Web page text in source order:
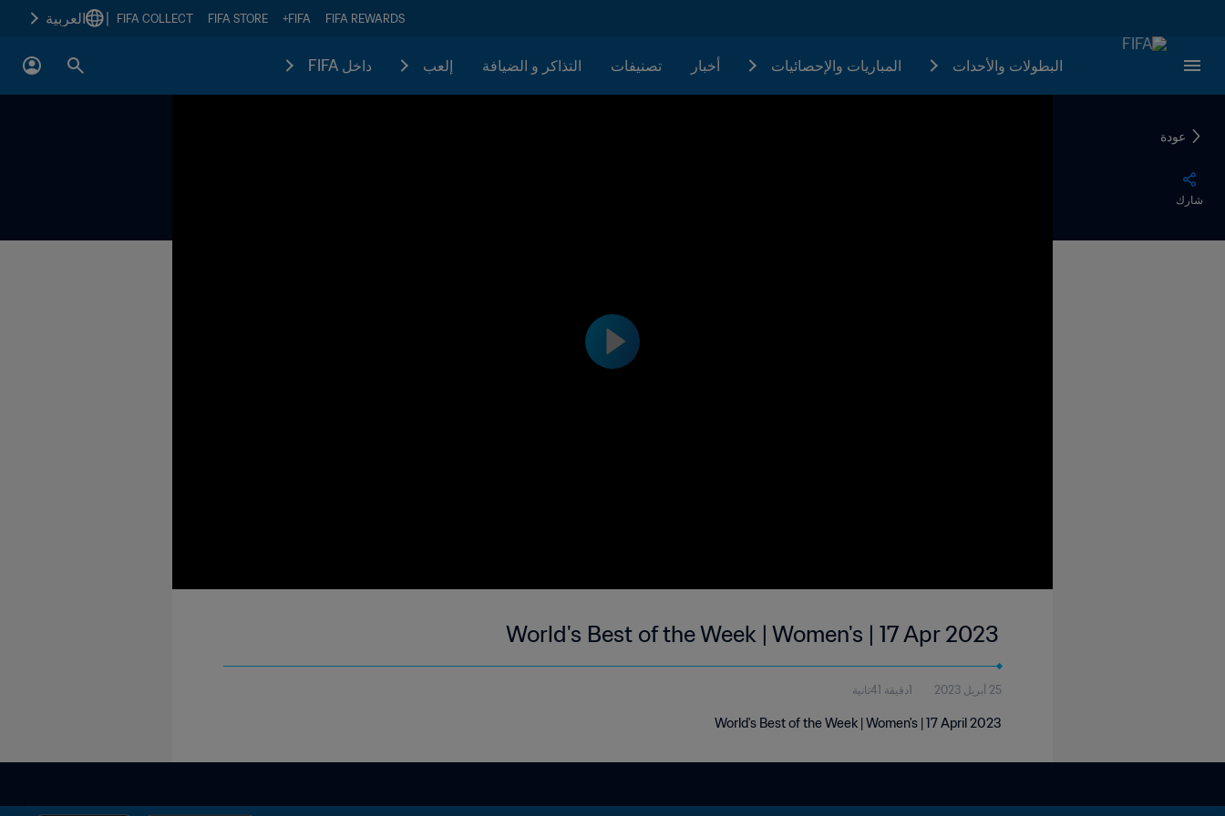
FIFA REWARDS
FIFA+
FIFA STORE
FIFA COLLECT العربية
البطولات والأحدات المباريات والإحصائيات أخبار تصنيفات التذاكر و الضيافة إلعب داخل FIFA
عودة
شارك
World's Best of the Week | Women's | 17 Apr 2023
25 أبريل 2023 1دقيقة 41ثانية
World's Best of the Week | Women's | 17 April 2023